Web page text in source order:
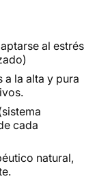
al estrés
la alta y pura
cada
natural,